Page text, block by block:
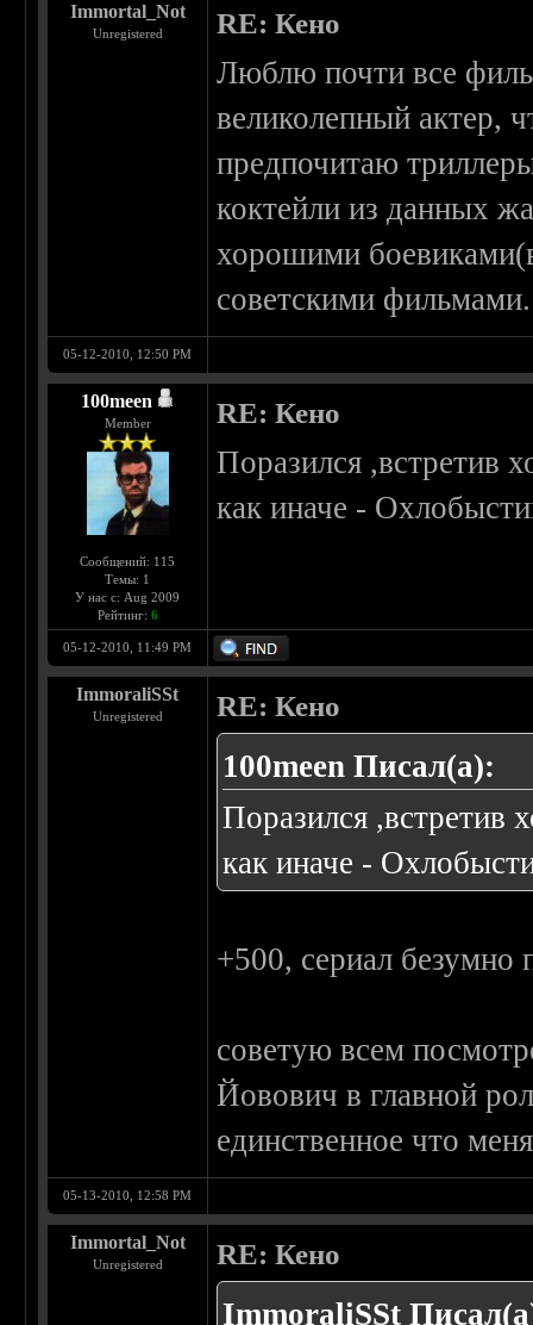
Immortal_Not
Unregistered RE: Кено
Люблю почти все
великолепный актер,
предпочитаю
коктейли из данных
хорошими
советскими фильмами.
05-12-2010, 12:50 PM
100meen
Member
Сообщений: 115
Темы: 1
У нас с: Aug 2009
Рейтинг: 6
RE: Кено
Поразился ,встретив
как иначе -
05-12-2010, 11:49 PM
ImmoraliSSt
Unregistered RE: Кено
100meen Писал(а):
Поразился ,встретив
как иначе -
+500, сериал безумно
советую всем
Йовович в главной
единственное что
05-13-2010, 12:58 PM
Immortal_Not
Unregistered RE: Кено
ImmoraliSSt